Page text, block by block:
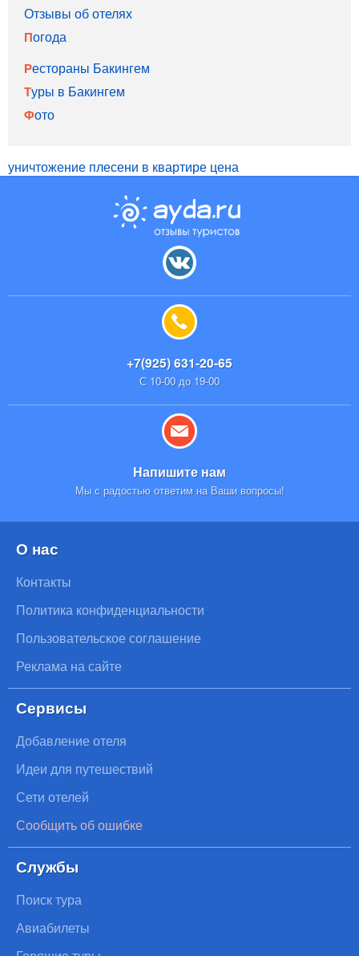
Отзывы об отелях
Погода
Рестораны Бакингем
Туры в Бакингем
Фото
уничтожение плесени в квартире цена
+7(925) 631-20-65
С 10-00 до 19-00
Напишите нам
Мы с радостью ответим на Ваши вопросы!
О нас
Контакты
Политика конфиденциальности
Пользовательское соглашение
Реклама на сайте
Сервисы
Добавление отеля
Идеи для путешествий
Сети отелей
Сообщить об ошибке
Службы
Поиск тура
Авиабилеты